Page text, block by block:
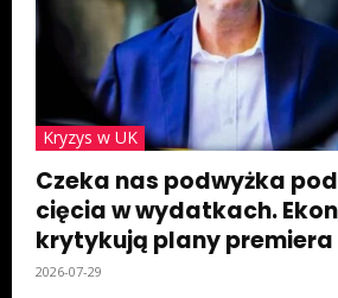
Kryzys w UK
Czeka nas podwyżka
cięcia w wydatkach.
krytykują plany premiera
2026-07-29